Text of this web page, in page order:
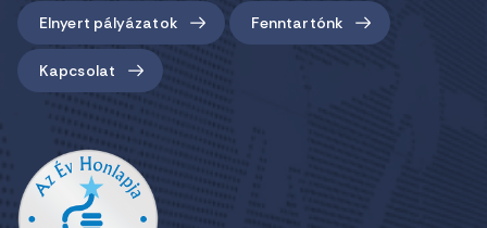
Elnyert pályázatok Fenntartónk
Kapcsolat